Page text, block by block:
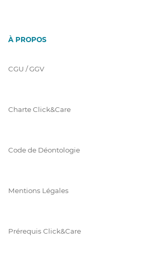
À PROPOS
CGU / GGV
Charte Click&Care
Code de Déontologie
Mentions Légales
Prérequis Click&Care